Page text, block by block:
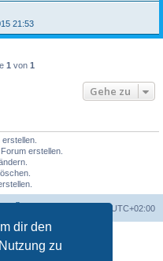
dir den
zu
21:53
1 von 1
Gehe zu
erstellen.
UTC+02:00